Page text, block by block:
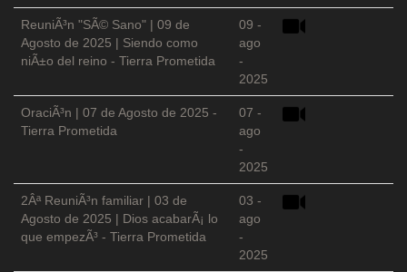
ReuniÃ³n "SÃ© Sano" | 09 de
Agosto de 2025 | Siendo como
niÃ±o del reino - Tierra Prometida
09 -
ago
-
2025
OraciÃ³n | 07 de Agosto de 2025 -
Tierra Prometida
07 -
ago
-
2025
2Âª ReuniÃ³n familiar | 03 de
Agosto de 2025 | Dios acabarÃ¡ lo
que empezÃ³ - Tierra Prometida
03 -
ago
-
2025